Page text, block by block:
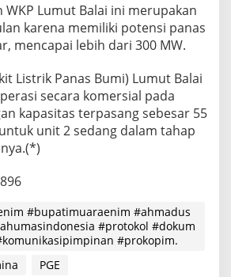
WKP Lumut Balai ini merupakan
karena memiliki potensi panas
mencapai lebih dari 300 MW.
Listrik Panas Bumi) Lumut Balai
secara komersial pada
kapasitas terpasang sebesar 55
unit 2 sedang dalam tahap
#bupatimuaraenim #ahmadus
#protokol #dokum
#prokopim.
PGE